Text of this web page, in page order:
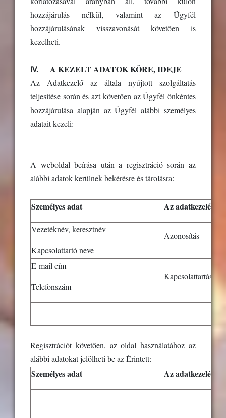
hozzájárulás nélkül, valamint az Ügyfél
hozzájárulásának visszavonását követően is
kezelheti.
IV. A KEZELT ADATOK KÖRE, IDEJE
Az Adatkezelő az általa nyújtott szolgáltatás
teljesítése során és azt követően az Ügyfél önkéntes
hozzájárulása alapján az Ügyfél alábbi személyes
adatait kezeli:
A weboldal beírása után a regisztráció során az
alábbi adatok kerülnek bekérésre és tárolásra:
Személyes adat Az adatkezelés
Vezetéknév, keresztnév
Kapcsolattartó neve
Azonosítás
E-mail cím
Telefonszám
Kapcsolattartás
Regisztrációt követően, az oldal használatához az
alábbi adatokat jelölheti be az Érintett:
Személyes adat Az adatkezelés